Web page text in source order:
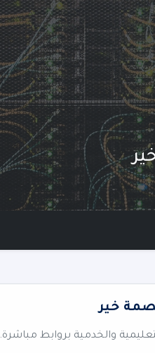
خير
والخدمية بروابط مباشرة.